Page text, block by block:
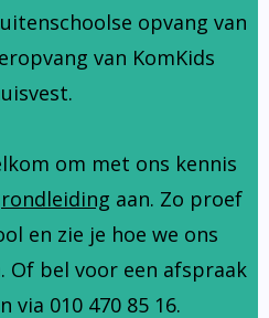
opvang van
van KomKids
om met ons kennis
rondleiding aan. Zo proef
en zie je hoe we ons
Of bel voor een afspraak
via 010 470 85 16.